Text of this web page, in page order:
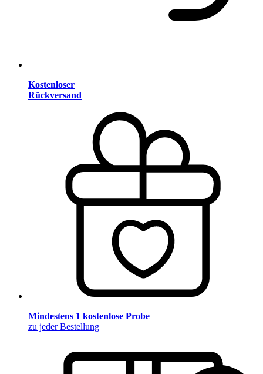
Kostenloser
Rückversand
Mindestens 1 kostenlose Probe
zu jeder Bestellung